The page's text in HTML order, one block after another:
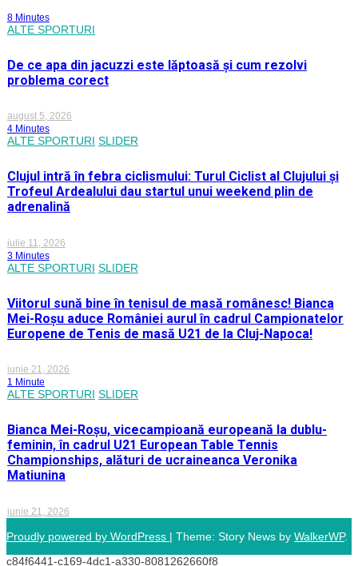
8 Minutes
ALTE SPORTURI
De ce apa din jacuzzi este lăptoasă și cum rezolvi
problema corect
august 5, 2026
4 Minutes
ALTE SPORTURI SLIDER
Clujul intră în febra ciclismului: Turul Ciclist al Clujului și
Trofeul Ardealului dau startul unui weekend plin de
adrenalină
iulie 11, 2026
3 Minutes
ALTE SPORTURI SLIDER
Viitorul sună bine în tenisul de masă românesc! Bianca
Mei-Roșu aduce României aurul în cadrul Campionatelor
Europene de Tenis de masă U21 de la Cluj-Napoca!
iunie 21, 2026
1 Minute
ALTE SPORTURI SLIDER
Bianca Mei-Roșu, vicecampioană europeană la dublu-
feminin, în cadrul U21 European Table Tennis
Championships, alături de ucraineanca Veronika
Matiunina
iunie 21, 2026
Proudly powered by WordPress | Theme: Story News by WalkerWP.
c84f6441-c169-4dc1-a330-8081262660f8